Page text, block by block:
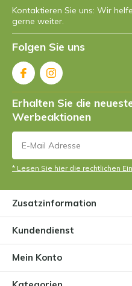
Kontaktieren Sie uns: Wir
gerne weiter.
Folgen Sie uns
Erhalten Sie die
Werbeaktionen
* Lesen Sie hier die rechtlichen
Zusatzinformation
Kundendienst
Mein Konto